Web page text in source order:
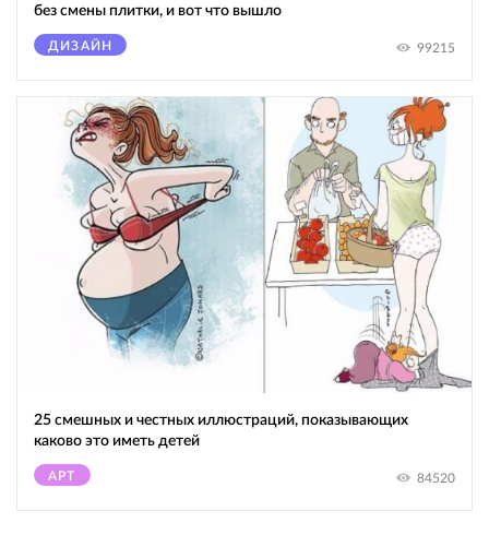
без смены плитки, и вот что вышло
ДИЗАЙН 99215
25 смешных и честных иллюстраций, показывающих
каково это иметь детей
АРТ 84520